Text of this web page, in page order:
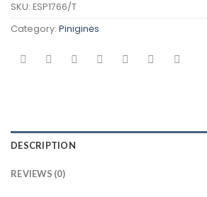
SKU: ESP1766/T
Category: Piniginės
DESCRIPTION
REVIEWS (0)